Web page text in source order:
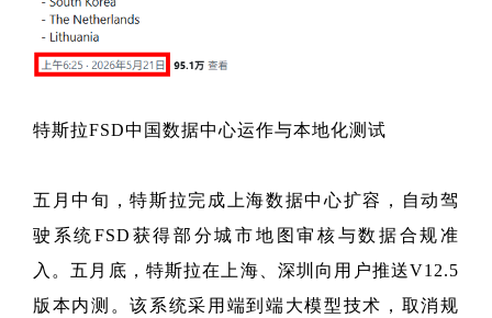
特斯拉FSD中国数据中心运作与本地化测试
五月中旬，特斯拉完成上海数据中心扩容，自动驾
驶系统FSD获得部分城市地图审核与数据合规准
入。五月底，特斯拉在上海、深圳向用户推送V12.5
版本内测。该系统采用端到端大模型技术，取消规